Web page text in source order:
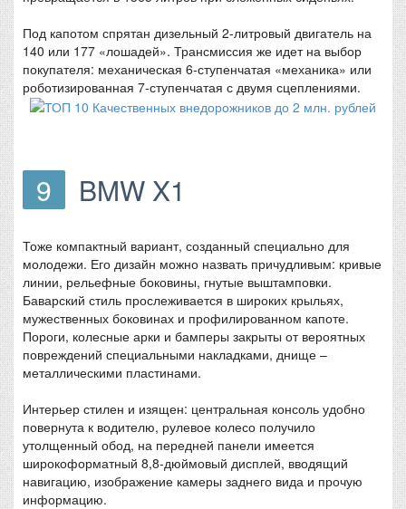
Под капотом спрятан дизельный 2-литровый двигатель на
140 или 177 «лошадей». Трансмиссия же идет на выбор
покупателя: механическая 6-ступенчатая «механика» или
роботизированная 7-ступенчатая с двумя сцеплениями.
9 BMW X1
Тоже компактный вариант, созданный специально для
молодежи. Его дизайн можно назвать причудливым: кривые
линии, рельефные боковины, гнутые выштамповки.
Баварский стиль прослеживается в широких крыльях,
мужественных боковинах и профилированном капоте.
Пороги, колесные арки и бамперы закрыты от вероятных
повреждений специальными накладками, днище –
металлическими пластинами.
Интерьер стилен и изящен: центральная консоль удобно
повернута к водителю, рулевое колесо получило
утолщенный обод, на передней панели имеется
широкоформатный 8,8-дюймовый дисплей, вводящий
навигацию, изображение камеры заднего вида и прочую
информацию.